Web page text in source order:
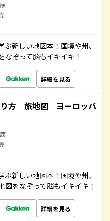
新しい地図本！国境や州、
なぞって脳もイキイキ！
詳細を見る
り方 旅地図 ヨーロッパ
新しい地図本！国境や州、
をなぞって脳もイキイキ！
詳細を見る